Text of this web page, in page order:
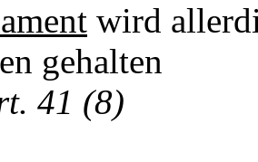
wird
gehalten
41 (8)